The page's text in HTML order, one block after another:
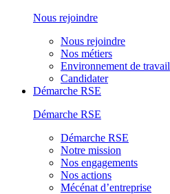
Nous rejoindre
Nous rejoindre
Nos métiers
Environnement de travail
Candidater
Démarche RSE
Démarche RSE
Démarche RSE
Notre mission
Nos engagements
Nos actions
Mécénat d’entreprise